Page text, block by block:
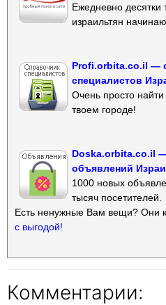
Ежедневно десятки
израильтян
Profi.orbita.co.il —
специалистов
Очень просто
твоем городе!
Doska.orbita.co.il
объявлений
1000 новых
тысяч посетителей.
Есть ненужные Вам вещи? Они
с выгодой!
Комментарии: